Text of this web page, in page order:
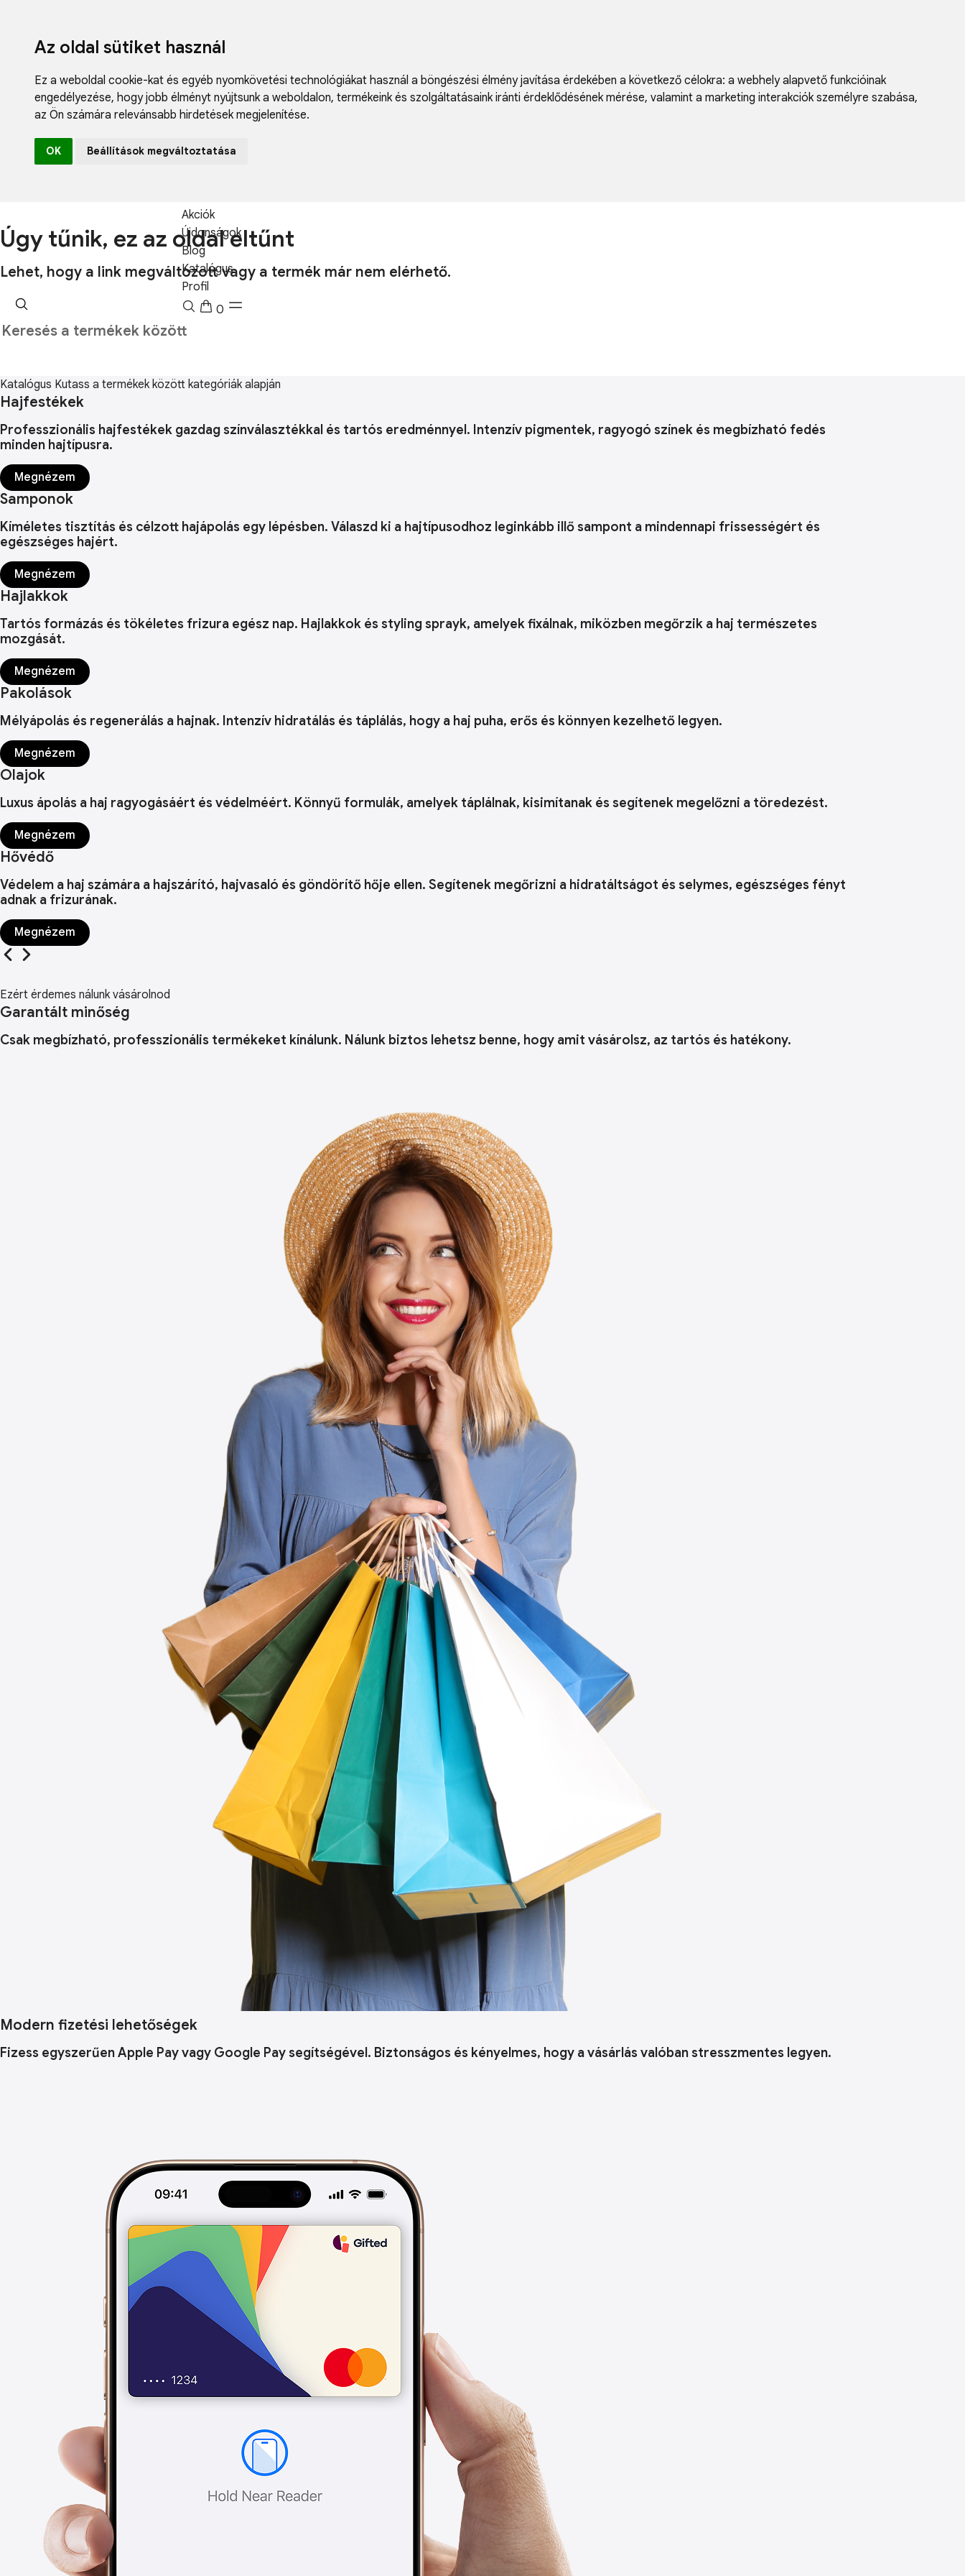
Az oldal sütiket használ
Ez a weboldal cookie-kat és egyéb nyomkövetési technológiákat használ a böngészési élmény javítása érdekében a következő célokra: a webhely alapvető funkcióinak
engedélyezése, hogy jobb élményt nyújtsunk a weboldalon, termékeink és szolgáltatásaink iránti érdeklődésének mérése, valamint a marketing interakciók személyre szabása,
az Ön számára relevánsabb hirdetések megjelenítése.
OK Beállítások megváltoztatása
Fodrászcikk
Akciók
Újdonságok
Blog
Katalógus
Profil
0
Úgy tűnik, ez az oldal eltűnt
Lehet, hogy a link megváltozott vagy a termék már nem elérhető.
Katalógus Kutass a termékek között kategóriák alapján
Hajfestékek
Professzionális hajfestékek gazdag színválasztékkal és tartós eredménnyel. Intenzív pigmentek, ragyogó színek és megbízható fedés
minden hajtípusra.
Megnézem
Samponok
Kíméletes tisztítás és célzott hajápolás egy lépésben. Válaszd ki a hajtípusodhoz leginkább illő sampont a mindennapi frissességért és
egészséges hajért.
Megnézem
Hajlakkok
Tartós formázás és tökéletes frizura egész nap. Hajlakkok és styling sprayk, amelyek fixálnak, miközben megőrzik a haj természetes
mozgását.
Megnézem
Pakolások
Mélyápolás és regenerálás a hajnak. Intenzív hidratálás és táplálás, hogy a haj puha, erős és könnyen kezelhető legyen.
Megnézem
Olajok
Luxus ápolás a haj ragyogásáért és védelméért. Könnyű formulák, amelyek táplálnak, kisimítanak és segítenek megelőzni a töredezést.
Megnézem
Hővédő
Védelem a haj számára a hajszárító, hajvasaló és göndörítő hője ellen. Segítenek megőrizni a hidratáltságot és selymes, egészséges fényt
adnak a frizurának.
Megnézem
Ezért érdemes nálunk vásárolnod
Garantált minőség
Csak megbízható, professzionális termékeket kínálunk. Nálunk biztos lehetsz benne, hogy amit vásárolsz, az tartós és hatékony.
Modern fizetési lehetőségek
Fizess egyszerűen Apple Pay vagy Google Pay segítségével. Biztonságos és kényelmes, hogy a vásárlás valóban stresszmentes legyen.